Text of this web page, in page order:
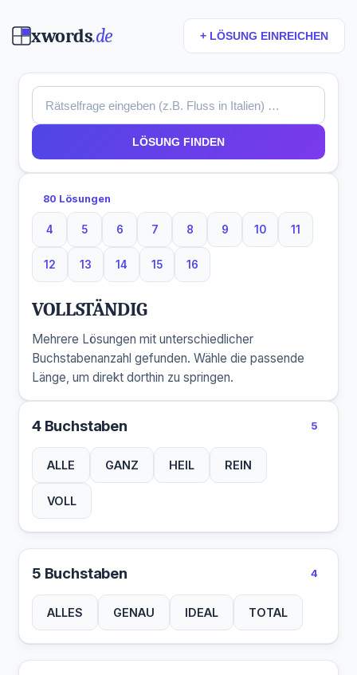
xwords.de + LÖSUNG EINREICHEN
LÖSUNG FINDEN
80 Lösungen
4
4 Buchstaben
5
5 Buchstaben
6
6 Buchstaben
7
7 Buchstaben
8
8 Buchstaben
9
9 Buchstaben
10
10 Buchstaben
11
11
12
12 Buchstaben
13
13 Buchstaben
14
14 Buchstaben
15
15 Buchstaben
16
16 Buchstaben
VOLLSTÄNDIG
Mehrere Lösungen mit unterschiedlicher
Buchstabenanzahl gefunden. Wähle die passende
Länge, um direkt dorthin zu springen.
4 Buchstaben 5
ALLE GANZ HEIL REIN
VOLL
5 Buchstaben 4
ALLES GENAU IDEAL TOTAL